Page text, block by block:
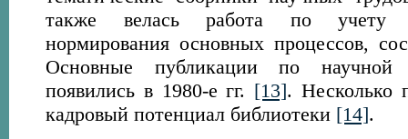
также велась работа по учету
нормирования основных процессов,
Основные публикации по научной
появились в 1980-е гг. [13]. Несколько
кадровый потенциал библиотеки [14].